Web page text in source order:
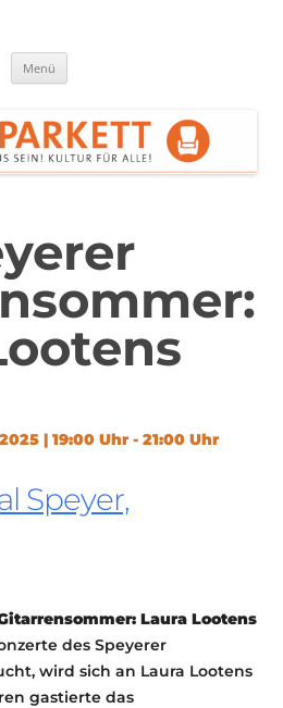
Menü
| 19:00 Uhr - 21:00 Uhr
Speyer,
Laura Lootens
des Speyerer
wird sich an Laura Lootens
gastierte das